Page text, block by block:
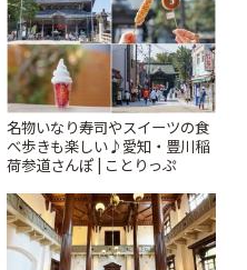
名物いなり寿司やスイーツの食
べ歩きも楽しい♪愛知・豊川稲
荷参道さんぽ | ことりっぷ